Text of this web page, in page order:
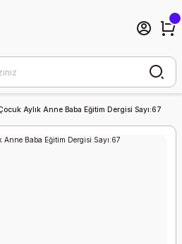
Aylık Anne Baba Eğitim Dergisi Sayı:67